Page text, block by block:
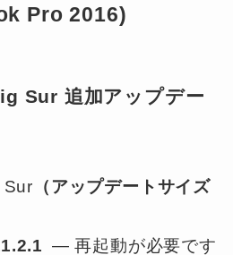
Pro 2016)
Sur 追加アップデー
（アップデートサイズ
— 再起動が必要です